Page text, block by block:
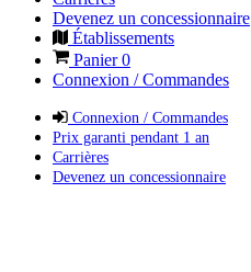
Devenez un concessionnaire
Établissements
Panier0
Connexion / Commandes
Connexion / Commandes
Prix garanti pendant 1 an
Carrières
Devenez un concessionnaire